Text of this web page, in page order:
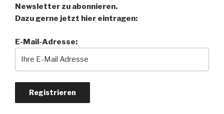
Newsletter zu abonnieren.
Dazu gerne jetzt hier eintragen:
E-Mail-Adresse: